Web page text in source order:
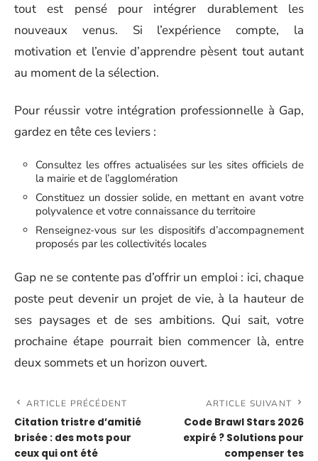
tout est pensé pour intégrer durablement les
nouveaux venus. Si l’expérience compte, la
motivation et l’envie d’apprendre pèsent tout autant
au moment de la sélection.
Pour réussir votre intégration professionnelle à Gap,
gardez en tête ces leviers :
Consultez les offres actualisées sur les sites officiels de
la mairie et de l’agglomération
Constituez un dossier solide, en mettant en avant votre
polyvalence et votre connaissance du territoire
Renseignez-vous sur les dispositifs d’accompagnement
proposés par les collectivités locales
Gap ne se contente pas d’offrir un emploi : ici, chaque
poste peut devenir un projet de vie, à la hauteur de
ses paysages et de ses ambitions. Qui sait, votre
prochaine étape pourrait bien commencer là, entre
deux sommets et un horizon ouvert.
ARTICLE PRÉCÉDENT
Citation tristre d’amitié
brisée : des mots pour
ceux qui ont été
ARTICLE SUIVANT
Code Brawl Stars 2026
expiré ? Solutions pour
compenser tes